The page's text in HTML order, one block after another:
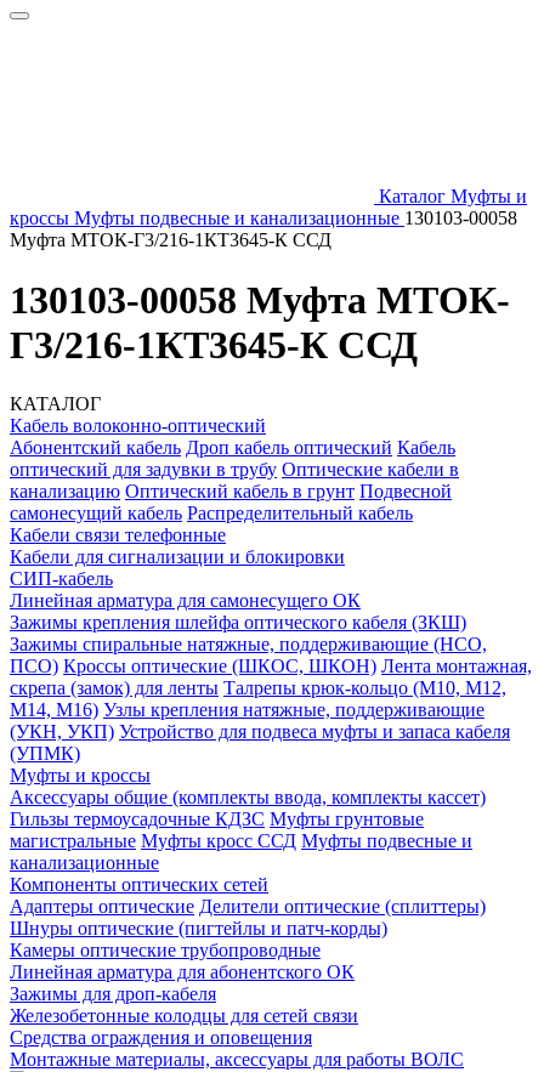
Каталог Муфты и
кроссы Муфты подвесные и канализационные 130103-00058
Муфта МТОК-Г3/216-1КТ3645-К ССД
130103-00058 Муфта МТОК-
Г3/216-1КТ3645-К ССД
КАТАЛОГ
Кабель волоконно-оптический
Абонентский кабель Дроп кабель оптический Кабель
оптический для задувки в трубу Оптические кабели в
канализацию Оптический кабель в грунт Подвесной
самонесущий кабель Распределительный кабель
Кабели связи телефонные
Кабели для сигнализации и блокировки
СИП-кабель
Линейная арматура для самонесущего ОК
Зажимы крепления шлейфа оптического кабеля (ЗКШ)
Зажимы спиральные натяжные, поддерживающие (НСО,
ПСО) Кроссы оптические (ШКОС, ШКОН) Лента монтажная,
скрепа (замок) для ленты Талрепы крюк-кольцо (М10, М12,
М14, М16) Узлы крепления натяжные, поддерживающие
(УКН, УКП) Устройство для подвеса муфты и запаса кабеля
(УПМК)
Муфты и кроссы
Аксессуары общие (комплекты ввода, комплекты кассет)
Гильзы термоусадочные КДЗС Муфты грунтовые
магистральные Муфты кросс ССД Муфты подвесные и
канализационные
Компоненты оптических сетей
Адаптеры оптические Делители оптические (сплиттеры)
Шнуры оптические (пигтейлы и патч-корды)
Камеры оптические трубопроводные
Линейная арматура для абонентского ОК
Зажимы для дроп-кабеля
Железобетонные колодцы для сетей связи
Средства ограждения и оповещения
Монтажные материалы, аксессуары для работы ВОЛС